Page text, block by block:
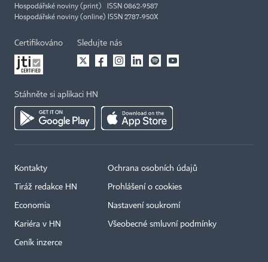
Hospodářské noviny (print) ISSN 0862-9587
Hospodářské noviny (online) ISSN 2787-950X
Certifikováno Sledujte nás
Stáhněte si aplikaci HN
Kontakty
Tiráž redakce HN
Economia
Kariéra v HN
Ceník inzerce
Ochrana osobních údajů
Prohlášení o cookies
Nastavení soukromí
Všeobecné smluvní podmínky